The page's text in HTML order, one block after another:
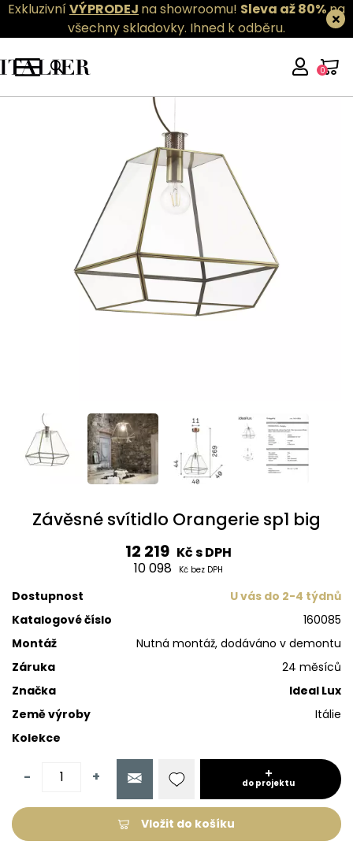
ExkluzivníVÝPRODEJ na showroomu! Sleva až 80%na
všechny skladovky. Ihned k odběru.
0
Závěsné svítidlo Orangerie sp1 big
12 219 Kč s DPH
10 098
Kč bez DPH
Dostupnost
U vás do 2-4 týdnů
Katalogové číslo
160085
Montáž
Nutná montáž, dodáváno v demontu
Záruka
24 měsíců
Značka
Ideal Lux
Země výroby
Itálie
Kolekce
- +
Vložit do košíku
do projektu